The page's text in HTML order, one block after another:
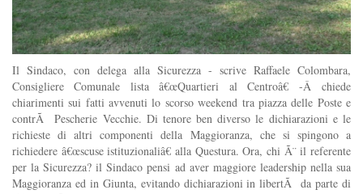
Il Sindaco, con delega alla Sicurezza - scrive Raffaele Colombara,
Consigliere Comunale lista â€œQuartieri al Centroâ€ -Â chiede
chiarimenti sui fatti avvenuti lo scorso weekend tra piazza delle Poste e
contrÃ Pescherie Vecchie. Di tenore ben diverso le dichiarazioni e le
richieste di altri componenti della Maggioranza, che si spingono a
richiedere â€œscuse istituzionaliâ€ alla Questura. Ora, chi Ã¨ il referente
per la Sicurezza? il Sindaco pensi ad aver maggiore leadership nella sua
Maggioranza ed in Giunta, evitando dichiarazioni in libertÃ da parte di